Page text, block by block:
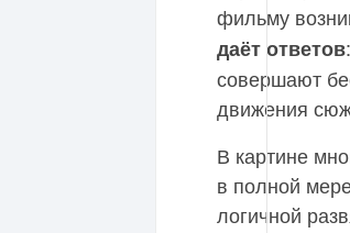
фильму
даёт ответов
совершают
движения
В картине
в полной
логичной